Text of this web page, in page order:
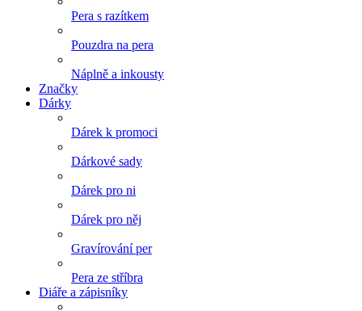
Pera s razítkem
Pouzdra na pera
Náplně a inkousty
Značky
Dárky
Dárek k promoci
Dárkové sady
Dárek pro ni
Dárek pro něj
Gravírování per
Pera ze stříbra
Diáře a zápisníky